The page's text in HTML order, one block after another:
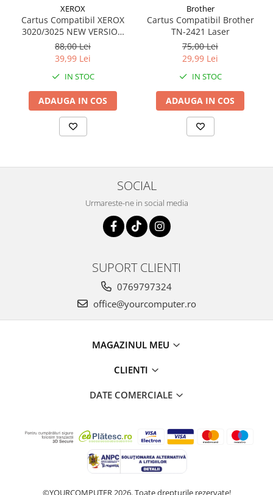
XEROX
Cartus Compatibil XEROX
3020/3025 NEW VERSION
(1500 pag)
88,00 Lei
39,99 Lei
IN STOC
ADAUGA IN COS
Brother
Cartus Compatibil Brother
TN-2421 Laser
75,00 Lei
29,99 Lei
IN STOC
ADAUGA IN COS
SOCIAL
Urmareste-ne in social media
SUPORT CLIENTI
0769797324
office@yourcomputer.ro
MAGAZINUL MEU
CLIENTI
DATE COMERCIALE
©YOURCOMPUTER 2026. Toate drepturile rezervate!